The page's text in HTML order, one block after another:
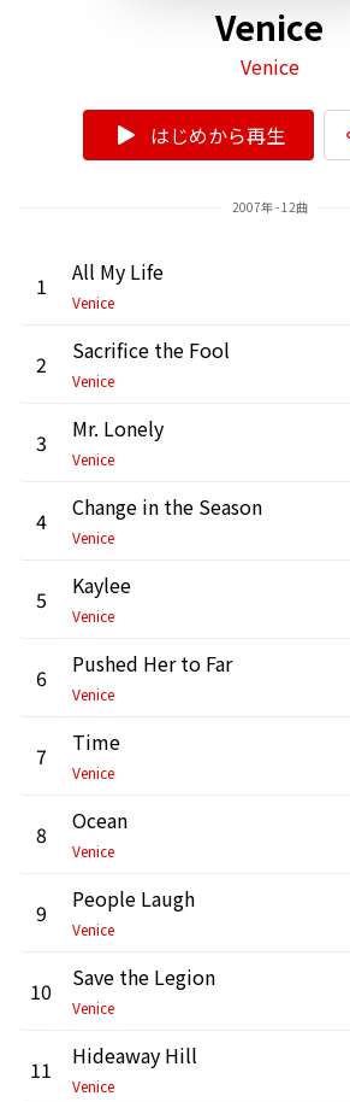
Venice
Venice
はじめから再生
2007年 - 12曲
1 All My Life
Venice
2 Sacrifice the Fool
Venice
3 Mr. Lonely
Venice
4 Change in the Season
Venice
5 Kaylee
Venice
6 Pushed Her to Far
Venice
7 Time
Venice
8 Ocean
Venice
9 People Laugh
Venice
10 Save the Legion
Venice
11 Hideaway Hill
Venice